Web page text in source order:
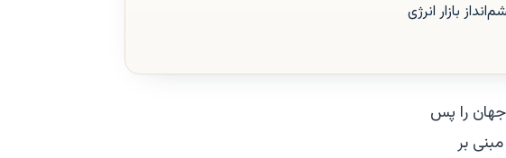
بازار انرژی
را پس
بر